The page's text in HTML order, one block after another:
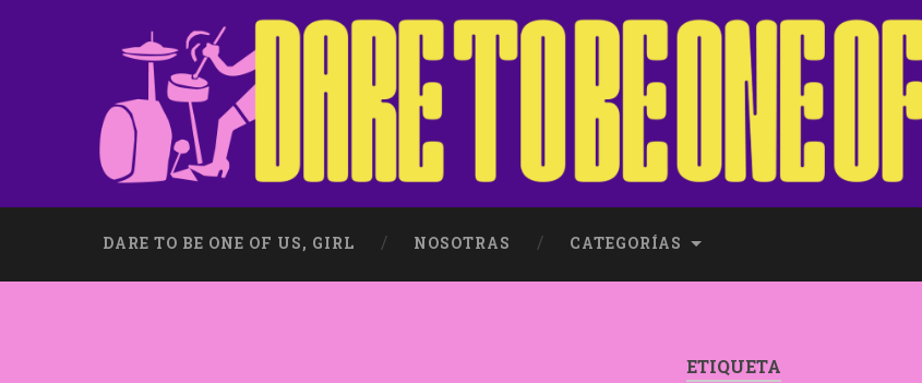
DARE TO BE ONE OF US, GIRL NOSOTRAS CATEGORÍAS
ETIQUETA